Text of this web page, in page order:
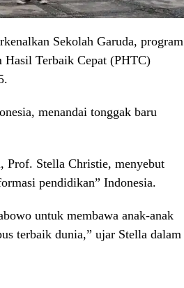
Sekolah Garuda, program
Hasil Terbaik Cepat (PHTC)
menandai tonggak baru
Prof. Stella Christie, menyebut
pendidikan” Indonesia.
untuk membawa anak-anak
terbaik dunia,” ujar Stella dalam